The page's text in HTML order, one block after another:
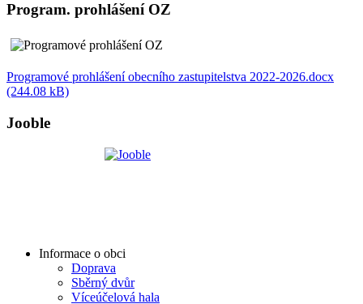
Program. prohlášení OZ
Programové prohlášení obecního zastupitelstva 2022-2026.docx
(244.08 kB)
Jooble
Informace o obci
Doprava
Sběrný dvůr
Víceúčelová hala